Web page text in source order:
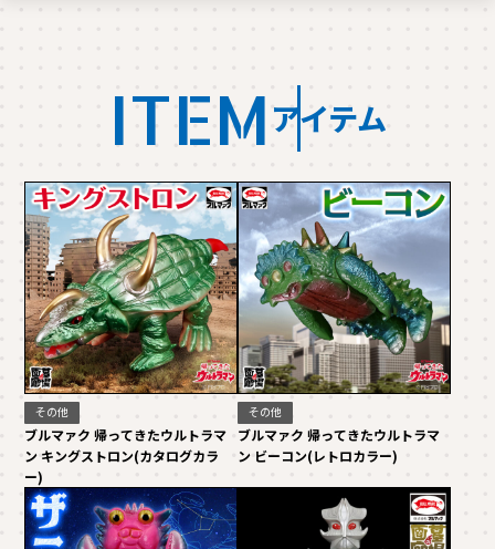
ITEM アイテム
その他
ブルマァク 帰ってきたウルトラマ
ン キングストロン(カタログカラ
ー)
その他
ブルマァク 帰ってきたウルトラマ
ン ビーコン(レトロカラー)